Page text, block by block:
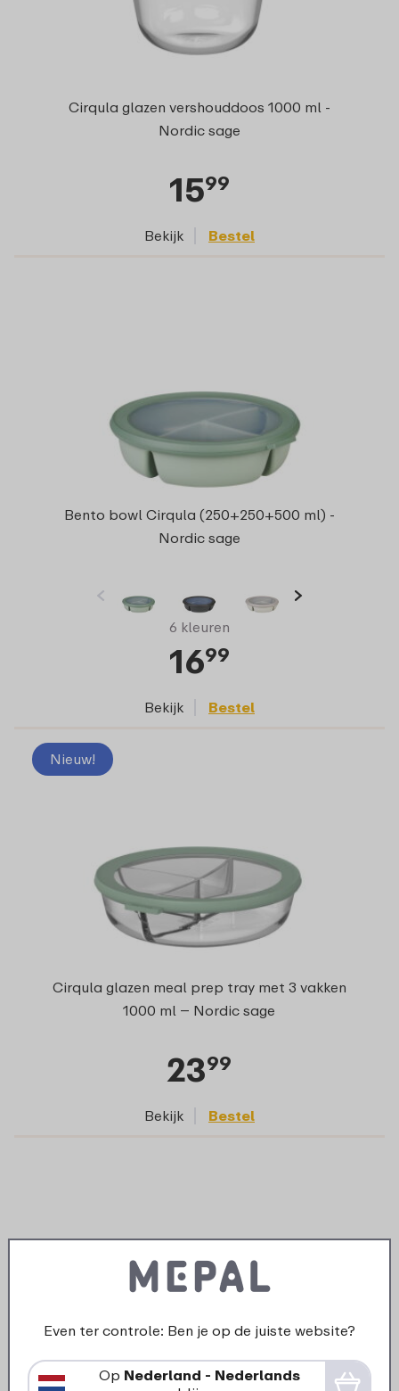
Cirqula glazen vershouddoos 1000 ml -
Nordic sage
1599
Bekijk Bestel
Bento bowl Cirqula (250+250+500 ml) -
Nordic sage
6 kleuren
1699
Bekijk Bestel
Nieuw!
Cirqula glazen meal prep tray met 3 vakken
1000 ml – Nordic sage
2399
Bekijk Bestel
Even ter controle: Ben je op de juiste website?
Op Nederland - Nederlands